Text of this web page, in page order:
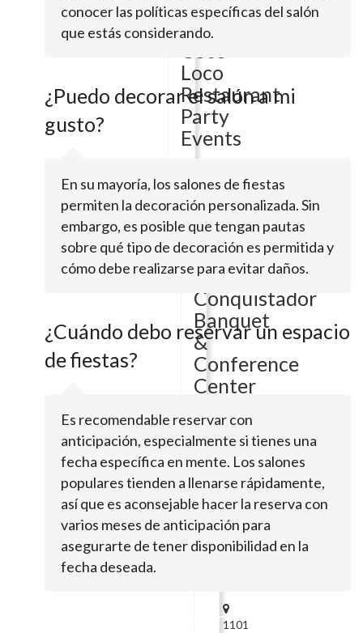
Area
Loco
Restaurant
Party
Events
1209
E
Nolana
LoopPharr,
TX
78577
Conquistador
Banquet
&
Conference
Center
601
BugambiliaPharr,
TX
78577
Clelo
Banquet
1101
conocer las políticas específicas del salón
que estás considerando.
¿Puedo decorar el salón a mi
gusto?
En su mayoría, los salones de fiestas
permiten la decoración personalizada. Sin
embargo, es posible que tengan pautas
sobre qué tipo de decoración es permitida y
cómo debe realizarse para evitar daños.
¿Cuándo debo reservar un espacio
de fiestas?
Es recomendable reservar con
anticipación, especialmente si tienes una
fecha específica en mente. Los salones
populares tienden a llenarse rápidamente,
así que es aconsejable hacer la reserva con
varios meses de anticipación para
asegurarte de tener disponibilidad en la
fecha deseada.